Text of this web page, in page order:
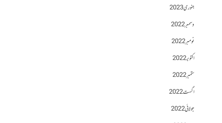
جنوری 2023
دسمبر 2022
نومبر 2022
اکتوبر 2022
ستمبر 2022
اگست 2022
جولائی 2022